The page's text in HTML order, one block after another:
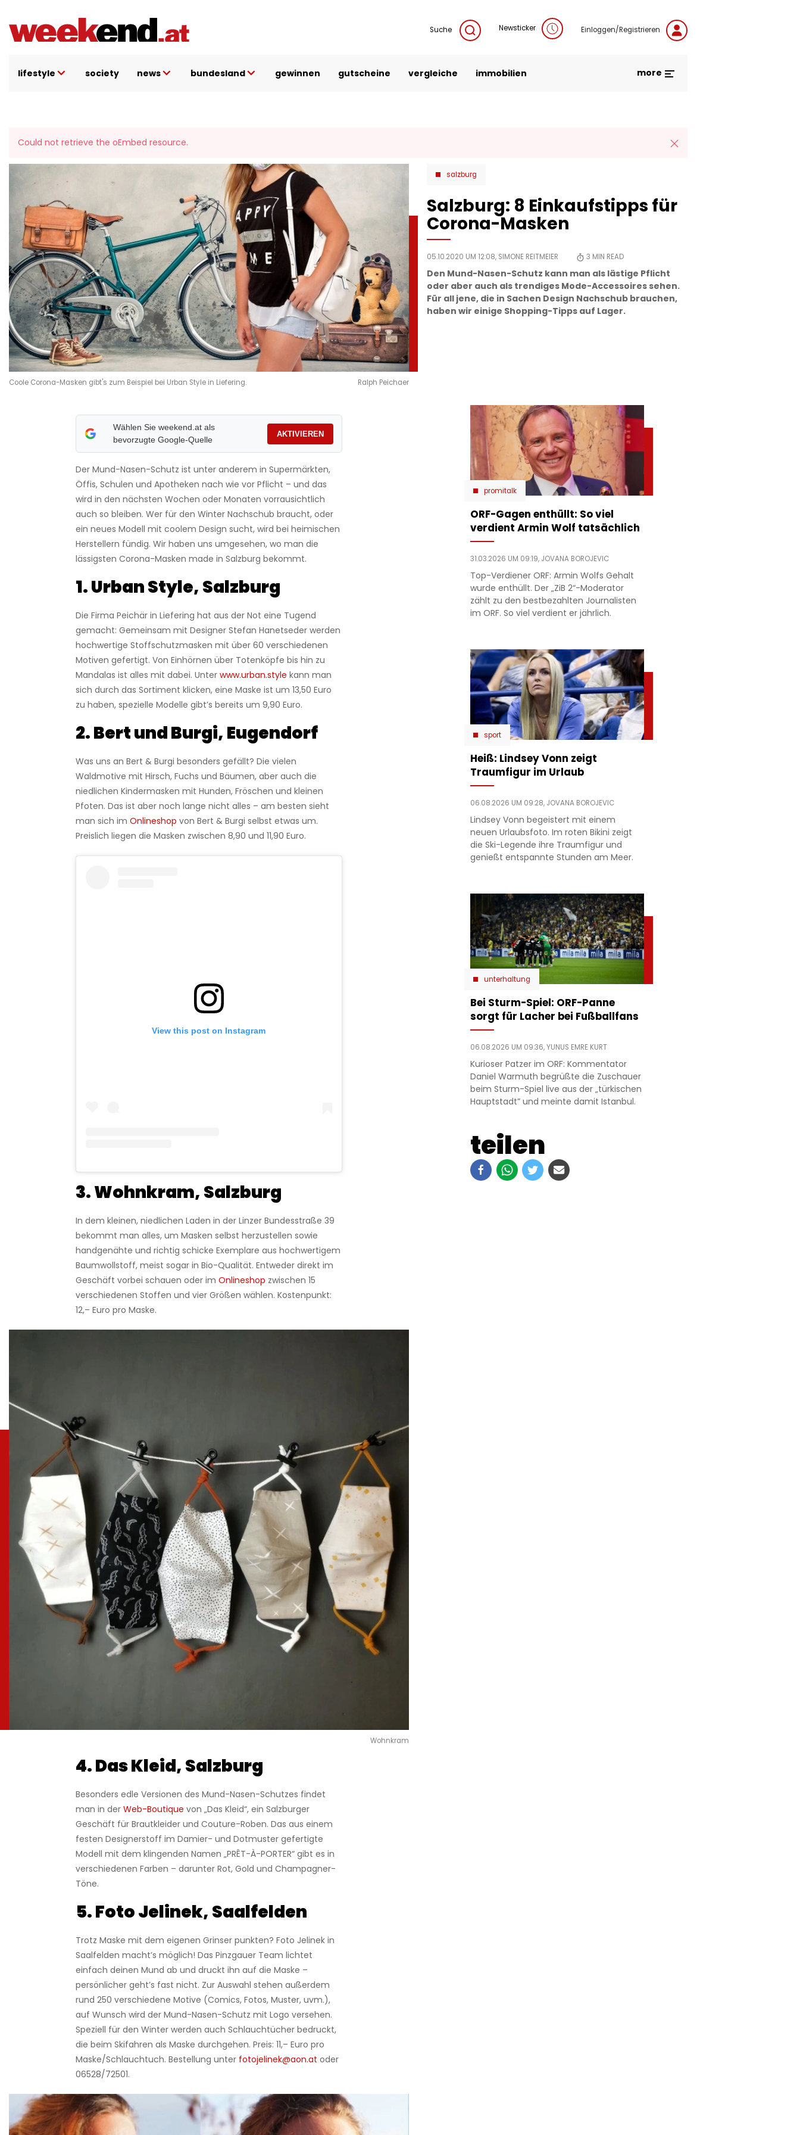
Inhalt
Suche Newsticker Einloggen/Registrieren
lifestyle society news bundesland gewinnen gutscheine vergleiche immobilien more
Fehlermeldung
Could not retrieve the oEmbed resource.
Coole Corona-Masken gibt's zum Beispiel bei Urban Style in Liefering. Ralph Peichaer
salzburg
Salzburg: 8 Einkaufstipps für
Corona-Masken
05.10.2020 UM 12:08, SIMONE REITMEIER 3 MIN READ
Den Mund-Nasen-Schutz kann man als lästige Pflicht
oder aber auch als trendiges Mode-Accessoires sehen.
Für all jene, die in Sachen Design Nachschub brauchen,
haben wir einige Shopping-Tipps auf Lager.
Wählen Sie weekend.at als
bevorzugte Google-Quelle
AKTIVIEREN
Der Mund-Nasen-Schutz ist unter anderem in Supermärkten,
Öffis, Schulen und Apotheken nach wie vor Pflicht – und das
wird in den nächsten Wochen oder Monaten vorrausichtlich
auch so bleiben. Wer für den Winter Nachschub braucht, oder
ein neues Modell mit coolem Design sucht, wird bei heimischen
Herstellern fündig. Wir haben uns umgesehen, wo man die
lässigsten Corona-Masken made in Salzburg bekommt.
1. Urban Style, Salzburg
Die Firma Peichär in Liefering hat aus der Not eine Tugend
gemacht: Gemeinsam mit Designer Stefan Hanetseder werden
hochwertige Stoffschutzmasken mit über 60 verschiedenen
Motiven gefertigt. Von Einhörnen über Totenköpfe bis hin zu
Mandalas ist alles mit dabei. Unter www.urban.style kann man
sich durch das Sortiment klicken, eine Maske ist um 13,50 Euro
zu haben, spezielle Modelle gibt’s bereits um 9,90 Euro.
2. Bert und Burgi, Eugendorf
Was uns an Bert & Burgi besonders gefällt? Die vielen
Waldmotive mit Hirsch, Fuchs und Bäumen, aber auch die
niedlichen Kindermasken mit Hunden, Fröschen und kleinen
Pfoten. Das ist aber noch lange nicht alles – am besten sieht
man sich im Onlineshop von Bert & Burgi selbst etwas um.
Preislich liegen die Masken zwischen 8,90 und 11,90 Euro.
View this post on Instagram
3. Wohnkram, Salzburg
In dem kleinen, niedlichen Laden in der Linzer Bundesstraße 39
bekommt man alles, um Masken selbst herzustellen sowie
handgenähte und richtig schicke Exemplare aus hochwertigem
Baumwollstoff, meist sogar in Bio-Qualität. Entweder direkt im
Geschäft vorbei schauen oder im Onlineshop zwischen 15
verschiedenen Stoffen und vier Größen wählen. Kostenpunkt:
12,– Euro pro Maske.
Wohnkram
4. Das Kleid, Salzburg
Besonders edle Versionen des Mund-Nasen-Schutzes findet
man in der Web-Boutique von „Das Kleid“, ein Salzburger
Geschäft für Brautkleider und Couture-Roben. Das aus einem
festen Designerstoff im Damier- und Dotmuster gefertigte
Modell mit dem klingenden Namen „PRÊT-À-PORTER“ gibt es in
verschiedenen Farben – darunter Rot, Gold und Champagner-
Töne.
5. Foto Jelinek, Saalfelden
Trotz Maske mit dem eigenen Grinser punkten? Foto Jelinek in
Saalfelden macht’s möglich! Das Pinzgauer Team lichtet
einfach deinen Mund ab und druckt ihn auf die Maske –
persönlicher geht’s fast nicht. Zur Auswahl stehen außerdem
rund 250 verschiedene Motive (Comics, Fotos, Muster, uvm.),
auf Wunsch wird der Mund-Nasen-Schutz mit Logo versehen.
Speziell für den Winter werden auch Schlauchtücher bedruckt,
die beim Skifahren als Maske durchgehen. Preis: 11,– Euro pro
Maske/Schlauchtuch. Bestellung unter fotojelinek@aon.at oder
06528/72501.
teilen
promitalk
ORF-Gagen enthüllt: So viel
verdient Armin Wolf tatsächlich
31.03.2026 UM 09:19, JOVANA BOROJEVIC
Top-Verdiener ORF: Armin Wolfs Gehalt
wurde enthüllt. Der „ZiB 2“-Moderator
zählt zu den bestbezahlten Journalisten
im ORF. So viel verdient er jährlich.
sport
Heiß: Lindsey Vonn zeigt
Traumfigur im Urlaub
06.08.2026 UM 09:28, JOVANA BOROJEVIC
Lindsey Vonn begeistert mit einem
neuen Urlaubsfoto. Im roten Bikini zeigt
die Ski-Legende ihre Traumfigur und
genießt entspannte Stunden am Meer.
unterhaltung
Bei Sturm-Spiel: ORF-Panne
sorgt für Lacher bei Fußballfans
06.08.2026 UM 09:36,YUNUS EMRE KURT
Kurioser Patzer im ORF: Kommentator
Daniel Warmuth begrüßte die Zuschauer
beim Sturm-Spiel live aus der „türkischen
Hauptstadt” und meinte damit Istanbul.